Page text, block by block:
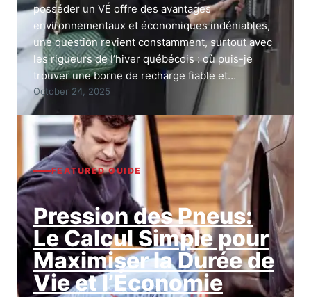
posséder un VÉ offre des avantages
environnementaux et économiques indéniables,
une question revient constamment, surtout avec
les rigueurs de l’hiver québécois : où puis-je
trouver une borne de recharge fiable et…
October 24, 2025
FEATURED GUIDE
Pression des Pneus:
Le Calcul Simple pour
Maximiser la Durée de
Vie et l’Économie